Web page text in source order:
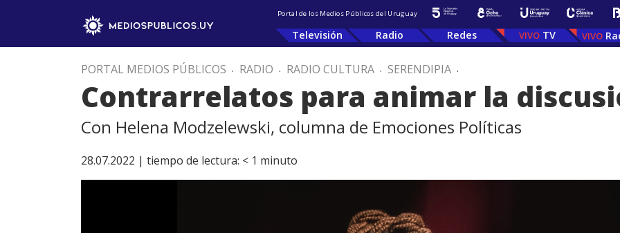
Portal de los Medios Públicos del Uruguay
Televisión Radio Redes TV
PORTAL MEDIOS PÚBLICOS . RADIO . RADIO CULTURA . SERENDIPIA .
Contrarrelatos para animar la
Con Helena Modzelewski, columna de Emociones Políticas
28.07.2022 | tiempo de lectura: < 1 minuto